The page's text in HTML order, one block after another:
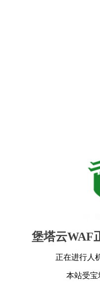
堡塔云WAF
正在进行人
本站受宝